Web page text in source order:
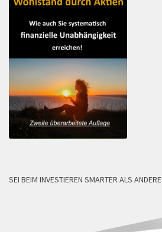
SEI BEIM INVESTIEREN SMARTER ALS ANDERE